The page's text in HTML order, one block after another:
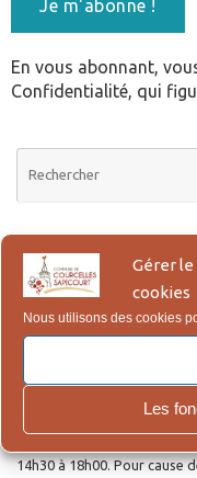
Gérer
cookies
Nous utilisons des cookies
Les
En vous abonnant,
Confidentialité, qui
Actes d’Etat Civil
Mariage et Décès.
14h30 à 18h00. Pour cause